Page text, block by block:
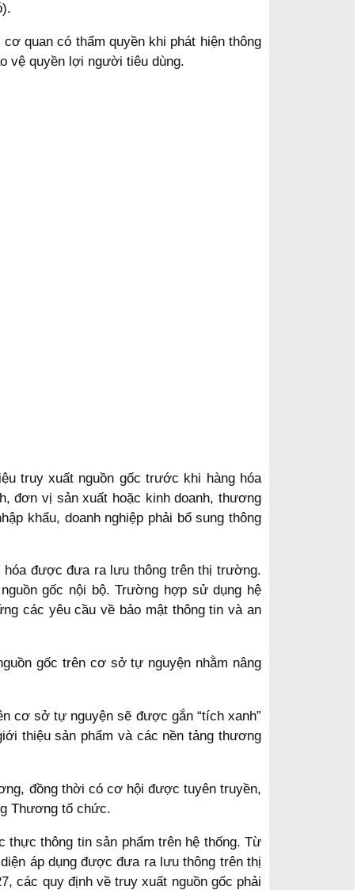
quan có thẩm quyền khi phát hiện thông
vệ quyền lợi người tiêu dùng.
truy xuất nguồn gốc trước khi hàng hóa
đơn vị sản xuất hoặc kinh doanh, thương
khẩu, doanh nghiệp phải bổ sung thông
được đưa ra lưu thông trên thị trường.
gốc nội bộ. Trường hợp sử dụng hệ
các yêu cầu về bảo mật thông tin và an
gốc trên cơ sở tự nguyện nhằm nâng
cơ sở tự nguyện sẽ được gắn “tích xanh”
thiệu sản phẩm và các nền tảng thương
đồng thời có cơ hội được tuyên truyền,
Thương tổ chức.
thực thông tin sản phẩm trên hệ thống. Từ
áp dụng được đưa ra lưu thông trên thị
các quy định về truy xuất nguồn gốc phải